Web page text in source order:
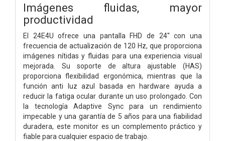
Imágenes fluidas, mayor
productividad
El 24E4U ofrece una pantalla FHD de 24'' con una
frecuencia de actualización de 120 Hz, que proporciona
imágenes nítidas y fluidas para una experiencia visual
mejorada. Su soporte de altura ajustable (HAS)
proporciona flexibilidad ergonómica, mientras que la
función anti luz azul basada en hardware ayuda a
reducir la fatiga ocular durante un uso prolongado. Con
la tecnología Adaptive Sync para un rendimiento
impecable y una garantía de 5 años para una fiabilidad
duradera, este monitor es un complemento práctico y
fiable para cualquier espacio de trabajo.